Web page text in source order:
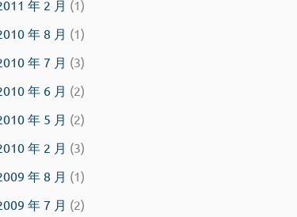
年 2 月 (1)
年 8 月 (1)
年 7 月 (3)
年 6 月 (2)
年 5 月 (2)
年 2 月 (3)
年 8 月 (1)
年 7 月 (2)